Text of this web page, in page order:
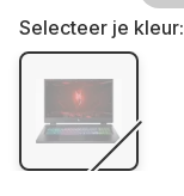
Selecteer je kleur: